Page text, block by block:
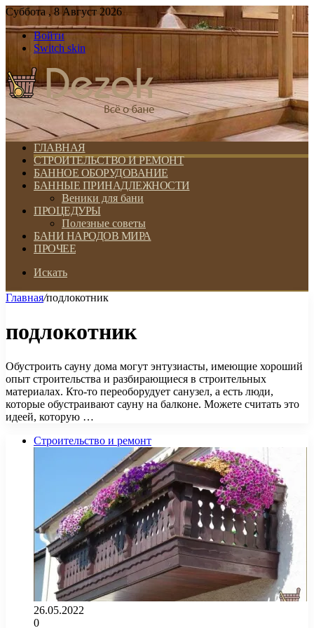
Суббота , 8 Август 2026
Войти
Switch skin
ГЛАВНАЯ
СТРОИТЕЛЬСТВО И РЕМОНТ
БАННОЕ ОБОРУДОВАНИЕ
БАННЫЕ ПРИНАДЛЕЖНОСТИ
Веники для бани
ПРОЦЕДУРЫ
Полезные советы
БАНИ НАРОДОВ МИРА
ПРОЧЕЕ
Искать
Главная/подлокотник
подлокотник
Обустроить сауну дома могут энтузиасты, имеющие хороший
опыт строительства и разбирающиеся в строительных
материалах. Кто-то переоборудует санузел, а есть люди,
которые обустраивают сауну на балконе. Можете считать это
идеей, которую …
Строительство и ремонт
26.05.2022
0